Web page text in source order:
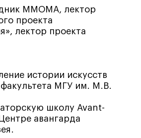
курсы и творческое
ММОМА, лектор
проекта
лектор проекта
истории искусств
факультета МГУ им. М.В.
школу Avant-
авангарда